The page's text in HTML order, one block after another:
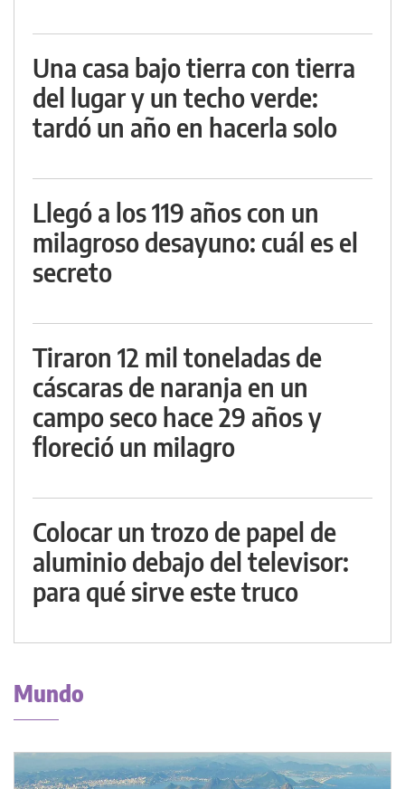
Una casa bajo tierra con tierra
del lugar y un techo verde:
tardó un año en hacerla solo
Llegó a los 119 años con un
milagroso desayuno: cuál es el
secreto
Tiraron 12 mil toneladas de
cáscaras de naranja en un
campo seco hace 29 años y
floreció un milagro
Colocar un trozo de papel de
aluminio debajo del televisor:
para qué sirve este truco
Mundo